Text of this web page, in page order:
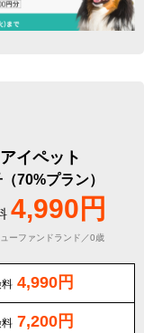
イペット
70%プラン）
4,990円
ーファンドランド／0歳
4,990円
7,200円